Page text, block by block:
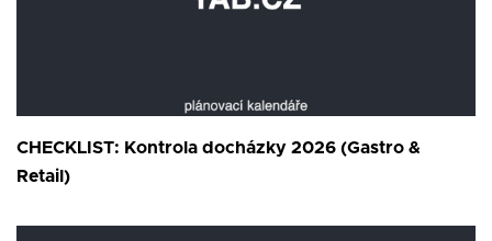
CHECKLIST: Kontrola docházky 2026 (Gastro &
Retail)